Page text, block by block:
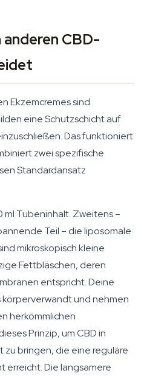
CBD-
Ekzemcremes sind
eine Schutzschicht auf
Das funktioniert
zwei spezifische
Standardansatz
ml Tubeninhalt. Zweitens –
Teil – die liposomale
mikroskopisch kleine
Fettbläschen, deren
entspricht. Deine
und nehmen
herkömmlichen
Prinzip, um CBD in
bringen, die eine reguläre
erreicht. Die langsamere